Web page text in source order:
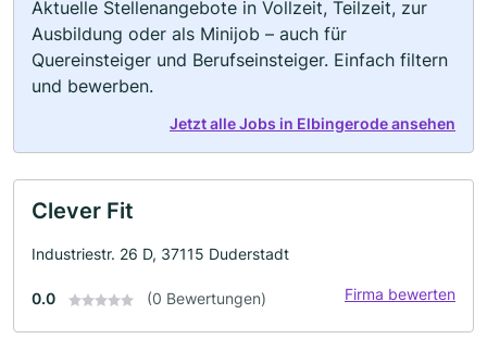
Aktuelle Stellenangebote in Vollzeit, Teilzeit, zur
Ausbildung oder als Minijob – auch für
Quereinsteiger und Berufseinsteiger. Einfach filtern
und bewerben.
Jetzt alle Jobs in Elbingerode ansehen
Clever Fit
Industriestr. 26 D, 37115 Duderstadt
0.0 (0 Bewertungen) Firma bewerten